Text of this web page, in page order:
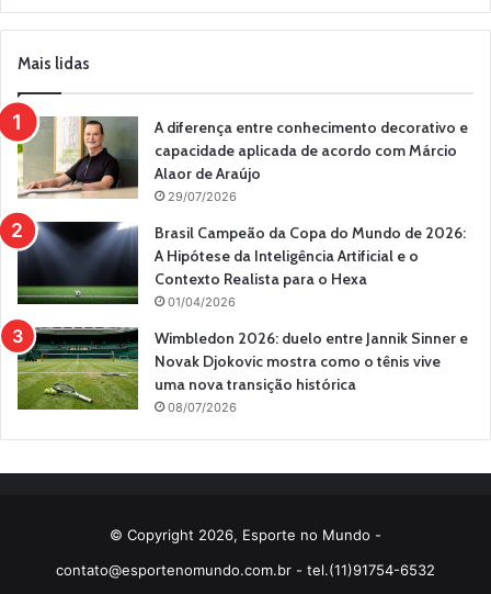
Mais lidas
A diferença entre conhecimento decorativo e
capacidade aplicada de acordo com Márcio
Alaor de Araújo
29/07/2026
Brasil Campeão da Copa do Mundo de 2026:
A Hipótese da Inteligência Artificial e o
Contexto Realista para o Hexa
01/04/2026
Wimbledon 2026: duelo entre Jannik Sinner e
Novak Djokovic mostra como o tênis vive
uma nova transição histórica
08/07/2026
© Copyright 2026, Esporte no Mundo -
contato@esportenomundo.com.br - tel.(11)91754-6532